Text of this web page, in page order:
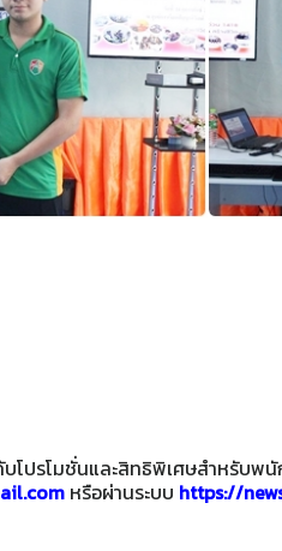
โปรโมชั่นและสิทธิพิเศษสำหรับพ
หรือผ่านระบบ https://